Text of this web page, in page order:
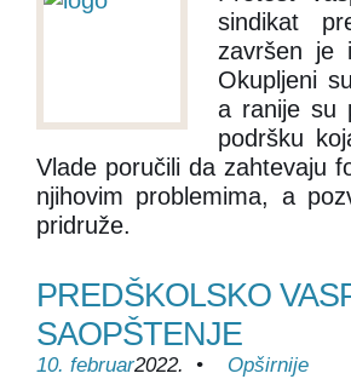
sindikat
završen je
Okupljeni
a ranije su
podršku
Vlade poručili da zahtevaju
njihovim problemima, a
pridruže.
PREDŠKOLSKO
SAOPŠTENJE
10. februar2022. • Opširnije